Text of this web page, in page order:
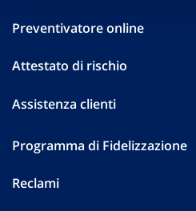
Preventivatore online
Attestato di rischio
Assistenza clienti
Programma di Fidelizzazione
Reclami